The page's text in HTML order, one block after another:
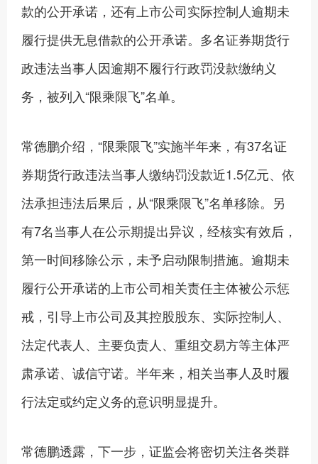
款的公开承诺，还有上市公司实际控制人逾期未
履行提供无息借款的公开承诺。多名证券期货行
政违法当事人因逾期不履行行政罚没款缴纳义
务，被列入“限乘限飞”名单。
常德鹏介绍，“限乘限飞”实施半年来，有37名证
券期货行政违法当事人缴纳罚没款近1.5亿元、依
法承担违法后果后，从“限乘限飞”名单移除。另
有7名当事人在公示期提出异议，经核实有效后，
第一时间移除公示，未予启动限制措施。逾期未
履行公开承诺的上市公司相关责任主体被公示惩
戒，引导上市公司及其控股股东、实际控制人、
法定代表人、主要负责人、重组交易方等主体严
肃承诺、诚信守诺。半年来，相关当事人及时履
行法定或约定义务的意识明显提升。
常德鹏透露，下一步，证监会将密切关注各类群